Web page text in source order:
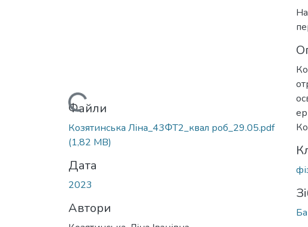
Вантажиться...
Файли
Козятинська Ліна_43ФТ2_квал роб_29.05.pdf
(1,82 MB)
Дата
2023
Автори